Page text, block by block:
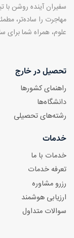
سفیران آینده روشن
مهاجرت را ساده‌تر،
علوم، همراه شما
تحصیل در خارج
راهنمای کشورها
دانشگاه‌ها
رشته‌های تحصیلی
خدمات
خدمات با ما
تعرفه خدمات
رزرو مشاوره
ارزیابی هوشمند
سوالات متداول